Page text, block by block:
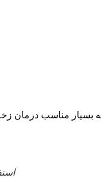
مناسب درمان زخم